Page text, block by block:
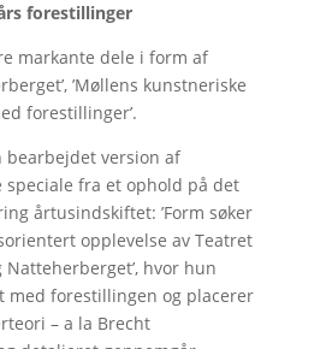
forestillinger
markante dele i form af
’Møllens kunstneriske
forestillinger’.
bearbejdet version af
fra et ophold på det
årtusindskiftet: ’Form søker
opplevelse av Teatret
hvor hun
med forestillingen og placerer
– a la Brecht